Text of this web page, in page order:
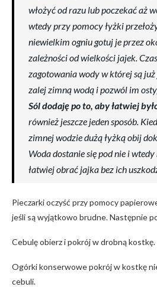
włożyć od razu lub poczekać aż
wtedy przy pomocy łyżki
niewielkim ogniu gotuj je przez
zależności od wielkości jajek.
zagotowania wody w której są
zalej zimną wodą i pozwól im
Sól dodaję po to, aby łatwiej
również jeszcze jeden sposób.
zimnej wodzie dużą łyżką obij
Woda dostanie się pod nie i
łatwiej obrać jajka bez ich
Pieczarki oczyść przy pomocy
jeśli są wyjątkowo brudne. Następnie
Cebulę obierz i pokrój w drobną kostkę.
Ogórki konserwowe pokrój w kostkę
cebuli.